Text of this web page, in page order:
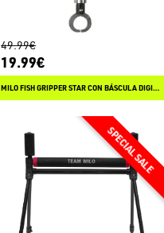
49.99€
19.99€
MILO FISH GRIPPER STAR CON BÁSCULA DIGITAL 44 LB